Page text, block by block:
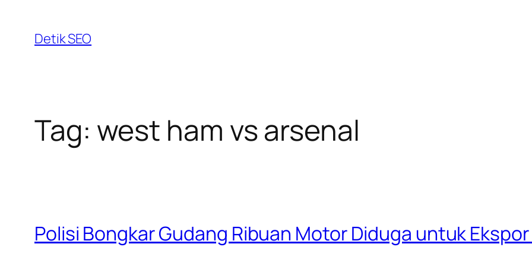
content
Detik SEO
Tag: west ham vs arsenal
Polisi Bongkar Gudang Ribuan Motor Diduga untuk